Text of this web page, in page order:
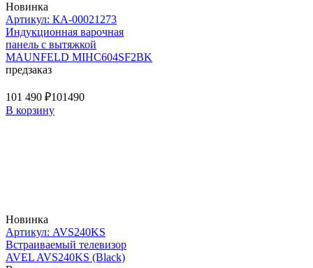
Новинка
Артикул: КА-00021273
Индукционная варочная
панель с вытяжкой
MAUNFELD MIHC604SF2BK
предзаказ
101 490 ₽101490
В корзину
Новинка
Артикул: AVS240KS
Встраиваемый телевизор
AVEL AVS240KS (Black)